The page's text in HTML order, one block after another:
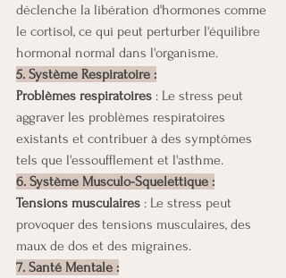
déclenche la libération d'hormones comme
le cortisol, ce qui peut perturber l'équilibre
hormonal normal dans l'organisme.
5. Système Respiratoire :
Problèmes respiratoires : Le stress peut
aggraver les problèmes respiratoires
existants et contribuer à des symptômes
tels que l'essoufflement et l'asthme.
6. Système Musculo-Squelettique :
Tensions musculaires : Le stress peut
provoquer des tensions musculaires, des
maux de dos et des migraines.
7. Santé Mentale :